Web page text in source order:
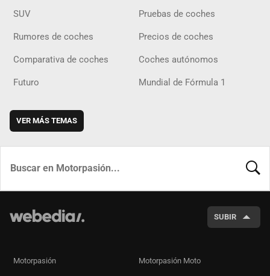
SUV Pruebas de coches
Rumores de coches Precios de coches
Comparativa de coches Coches autónomos
Futuro Mundial de Fórmula 1
VER MÁS TEMAS
SUBIR
Motorpasión Motorpasión Moto